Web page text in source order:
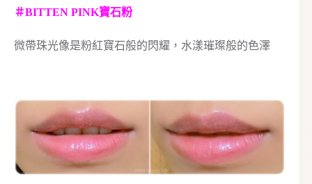
＃BITTEN PINK寶石粉
微帶珠光像是粉紅寶石般的閃耀，水漾璀璨般的色澤